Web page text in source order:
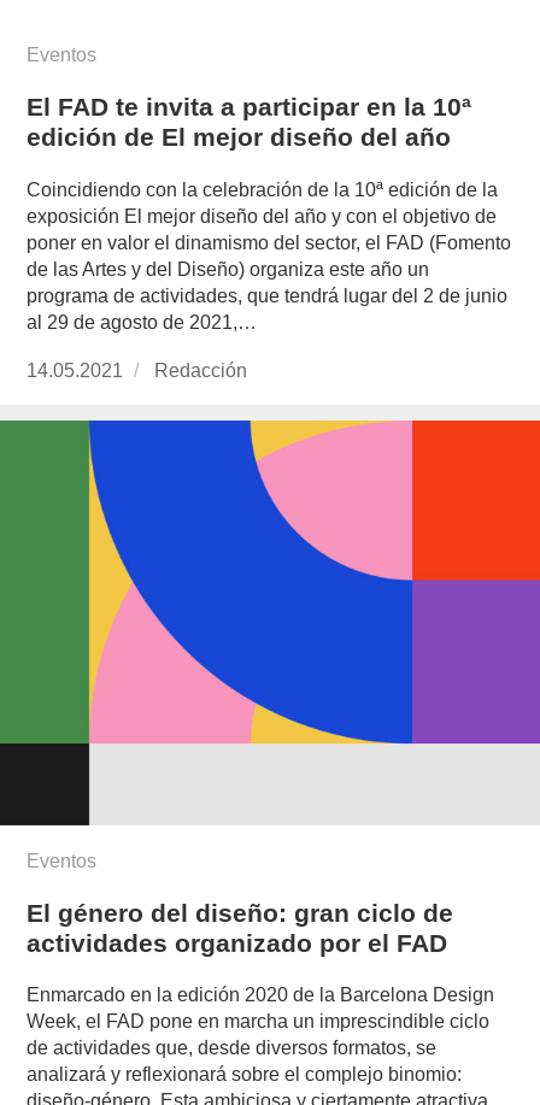
Eventos
El FAD te invita a participar en la 10ª
edición de El mejor diseño del año
Coincidiendo con la celebración de la 10ª edición de la
exposición El mejor diseño del año y con el objetivo de
poner en valor el dinamismo del sector, el FAD (Fomento
de las Artes y del Diseño) organiza este año un
programa de actividades, que tendrá lugar del 2 de junio
al 29 de agosto de 2021,…
Publicado
14.05.2021 https://www.experimenta.es/author/redaccion/
Redacción
Eventos
El género del diseño: gran ciclo de
actividades organizado por el FAD
Enmarcado en la edición 2020 de la Barcelona Design
Week, el FAD pone en marcha un imprescindible ciclo
de actividades que, desde diversos formatos, se
analizará y reflexionará sobre el complejo binomio: